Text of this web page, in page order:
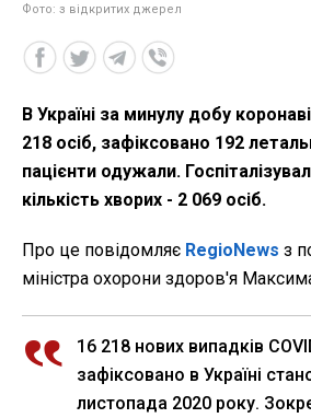
Фото: з відкритих джерел
В Україні за минулу добу
218 осіб, зафіксовано 192
пацієнти одужали.
кількість хворих - 2 069 осіб.
Про це повідомляє RegioNews з
міністра охорони здоров'я
16 218 нових випадків
зафіксовано в Україні
листопада 2020 року.